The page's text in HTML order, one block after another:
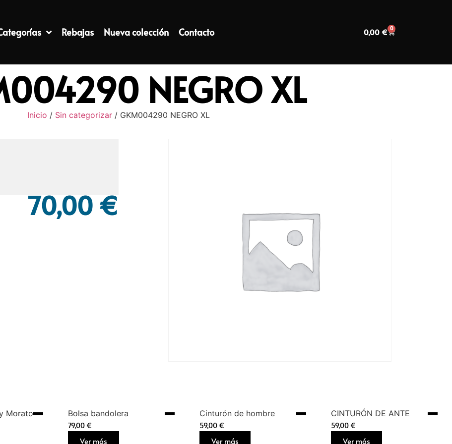
Rebajas Nueva colección Contacto 0,00 € 0
NEGRO XL
Inicio / Sin categorizar / GKM004290 NEGRO XL
70,00 €
Morato
Bolsa bandolera
79,00 €
Ver más
Cinturón de hombre
59,00 €
Ver más
CINTURÓN DE ANTE
59,00 €
Ver más